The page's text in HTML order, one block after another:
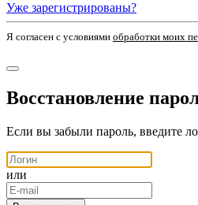
Уже зарегистрированы?
Я согласен c условиями обработки моих
Восстановление
Если вы забыли пароль, введите
или